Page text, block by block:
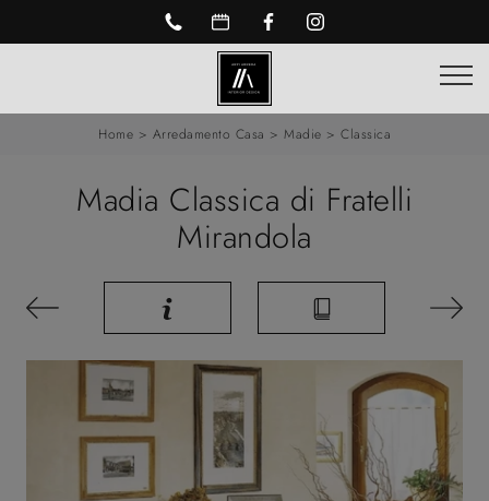
Home > Arredamento Casa > Madie > Classica
Madia Classica di Fratelli
Mirandola